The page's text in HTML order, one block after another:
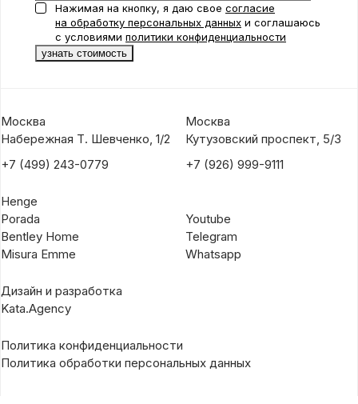
Нажимая на кнопку, я даю свое согласие
на обработку персональных данных и соглашаюсь
с условиями политики конфиденциальности
Москва
Набережная Т. Шевченко, 1/2
+7 (499) 243-0779
Москва
Кутузовский проспект, 5/3
+7 (926) 999-9111
Henge
Porada
Bentley Home
Misura Emme
Youtube
Telegram
Whatsapp
Дизайн и разработка
Kata.Agency
Политика конфиденциальности
Политика обработки персональных данных